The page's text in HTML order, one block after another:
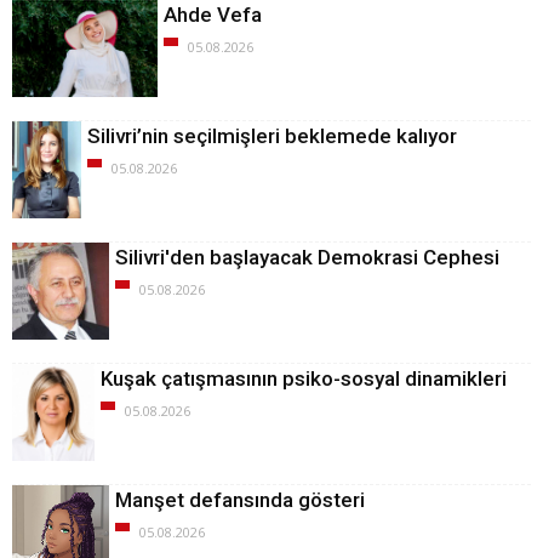
Ahde Vefa
05.08.2026
Silivri’nin seçilmişleri beklemede kalıyor
05.08.2026
Silivri'den başlayacak Demokrasi Cephesi
05.08.2026
Kuşak çatışmasının psiko-sosyal dinamikleri
05.08.2026
Manşet defansında gösteri
05.08.2026